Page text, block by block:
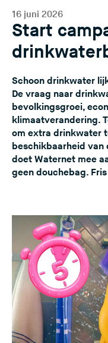
a
a
t
e
z
e
s
i
t
e
Start
16 juni 2026
Schoon drinkwater
De vraag naar
bevolkingsgroei,
klimaatverandering.
om extra drinkwater
beschikbaarheid van
doet Waternet mee
geen douchebag.